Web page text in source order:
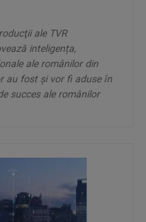
ale TVR
inteligența,
ale românilor din
au fost şi vor fi aduse în
succes ale românilor